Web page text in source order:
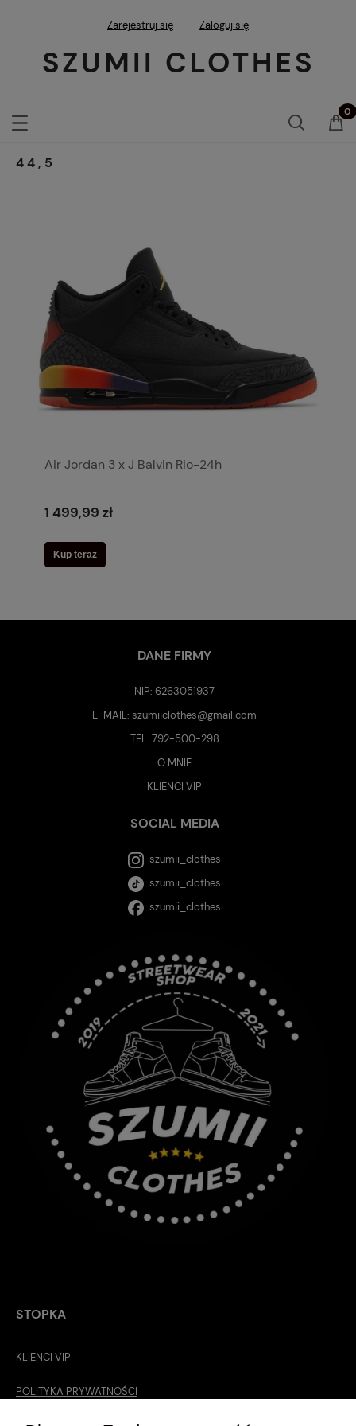
Zarejestruj się Zaloguj się
SZUMII CLOTHES
44,5
Air Jordan 3 x J Balvin Rio-24h
1 499,99 zł
Kup teraz
STOPKA
KLIENCI VIP
POLITYKA PRYWATNOŚCI
DANE FIRMY
NIP: 6263051937
E-MAIL:szumiiclothes@gmail.com
TEL: 792-500-298
O MNIE
KLIENCI VIP
SOCIAL MEDIA
szumii_clothes
szumii_clothes
szumii_clothes